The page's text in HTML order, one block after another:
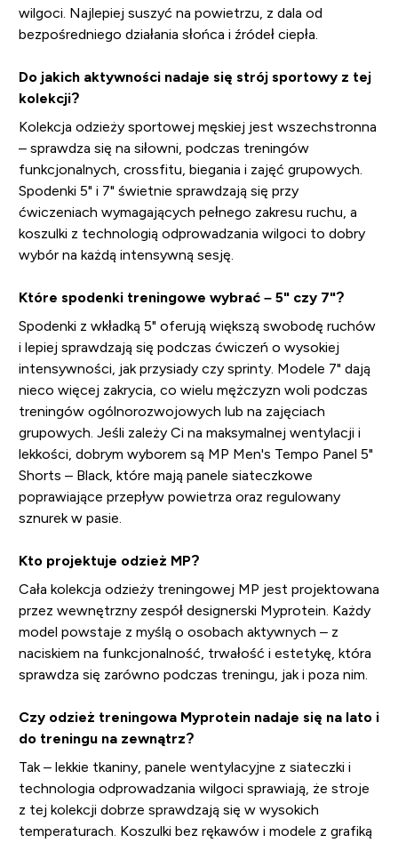
wilgoci. Najlepiej suszyć na powietrzu, z dala od
bezpośredniego działania słońca i źródeł ciepła.
Do jakich aktywności nadaje się strój sportowy z tej
kolekcji?
Kolekcja odzieży sportowej męskiej jest wszechstronna
– sprawdza się na siłowni, podczas treningów
funkcjonalnych, crossfitu, biegania i zajęć grupowych.
Spodenki 5" i 7" świetnie sprawdzają się przy
ćwiczeniach wymagających pełnego zakresu ruchu, a
koszulki z technologią odprowadzania wilgoci to dobry
wybór na każdą intensywną sesję.
Które spodenki treningowe wybrać – 5" czy 7"?
Spodenki z wkładką 5" oferują większą swobodę ruchów
i lepiej sprawdzają się podczas ćwiczeń o wysokiej
intensywności, jak przysiady czy sprinty. Modele 7" dają
nieco więcej zakrycia, co wielu mężczyzn woli podczas
treningów ogólnorozwojowych lub na zajęciach
grupowych. Jeśli zależy Ci na maksymalnej wentylacji i
lekkości, dobrym wyborem są MP Men's Tempo Panel 5"
Shorts – Black, które mają panele siateczkowe
poprawiające przepływ powietrza oraz regulowany
sznurek w pasie.
Kto projektuje odzież MP?
Cała kolekcja odzieży treningowej MP jest projektowana
przez wewnętrzny zespół designerski Myprotein. Każdy
model powstaje z myślą o osobach aktywnych – z
naciskiem na funkcjonalność, trwałość i estetykę, która
sprawdza się zarówno podczas treningu, jak i poza nim.
Czy odzież treningowa Myprotein nadaje się na lato i
do treningu na zewnątrz?
Tak – lekkie tkaniny, panele wentylacyjne z siateczki i
technologia odprowadzania wilgoci sprawiają, że stroje
z tej kolekcji dobrze sprawdzają się w wysokich
temperaturach. Koszulki bez rękawów i modele z grafiką